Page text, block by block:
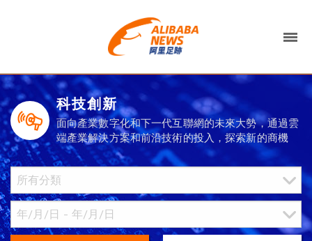
科技創新
面向產業數字化和下一代互聯網的未來大勢，通過雲
端產業解決方案和前沿技術的投入，探索新的商機